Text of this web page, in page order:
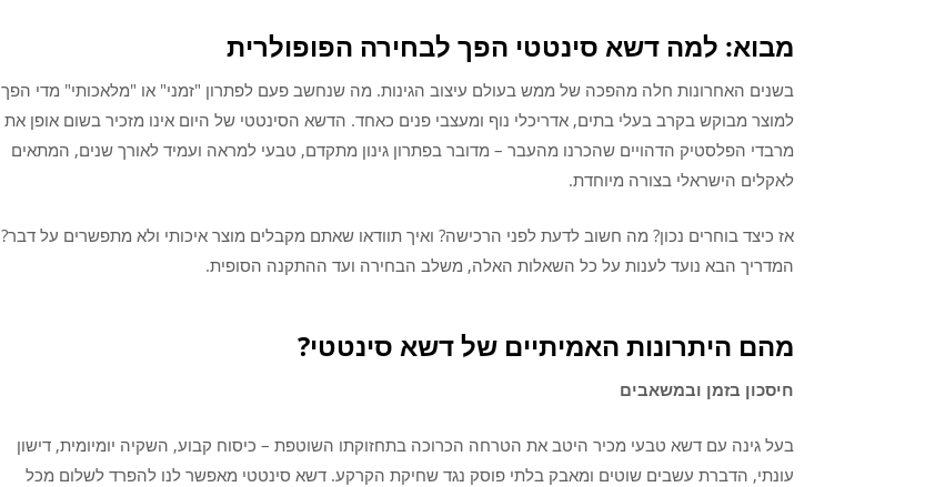
מבוא: למה דשא סינטטי הפך לבחירה הפופולרית
בשנים האחרונות חלה מהפכה של ממש בעולם עיצוב הגינות. מה שנחשב פעם לפתרון "זמני" או "מלאכותי" מדי הפך
למוצר מבוקש בקרב בעלי בתים, אדריכלי נוף ומעצבי פנים כאחד. הדשא הסינטטי של היום אינו מזכיר בשום אופן את
מרבדי הפלסטיק הדהויים שהכרנו מהעבר – מדובר בפתרון גינון מתקדם, טבעי למראה ועמיד לאורך שנים, המתאים
לאקלים הישראלי בצורה מיוחדת.
אז כיצד בוחרים נכון? מה חשוב לדעת לפני הרכישה? ואיך תוודאו שאתם מקבלים מוצר איכותי ולא מתפשרים על דבר?
המדריך הבא נועד לענות על כל השאלות האלה, משלב הבחירה ועד ההתקנה הסופית.
מהם היתרונות האמיתיים של דשא סינטטי?
חיסכון בזמן ובמשאבים
בעל גינה עם דשא טבעי מכיר היטב את הטרחה הכרוכה בתחזוקתו השוטפת – כיסוח קבוע, השקיה יומיומית, דישון
עונתי, הדברת עשבים שוטים ומאבק בלתי פוסק נגד שחיקת הקרקע. דשא סינטטי מאפשר לנו להפרד לשלום מכל